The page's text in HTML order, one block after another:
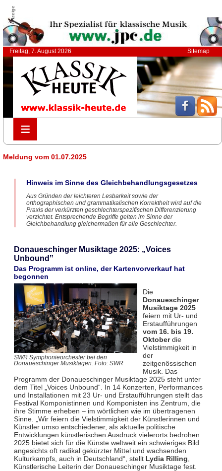
Anzeige
Freitag, 7. August 2026 Sitemap
≡
≡
Meldung vom 01.07.2025
Hinweis im Sinne des Gleichbehandlungsgesetzes
Aus Gründen der leichteren Lesbarkeit sowie der
orthographischen und grammatikalischen Korrektheit wird auf die
Praxis der verkürzten geschlechterspezifischen Differenzierung
verzichtet. Entsprechende Begriffe gelten im Sinne der
Gleichbehandlung gleichermaßen für alle Geschlechter.
Donaueschinger Musiktage 2025: „Voices
Unbound‟
Das Programm ist online, der Kartenvorverkauf hat
begonnen
SWR Symphonieorchester bei den
Donaueschinger Musiktagen. Foto: SWR
Die
Donaueschinger
Musiktage 2025
feiern mit Ur- und
Erstaufführungen
vom 16. bis 19.
Oktoberdie
Vielstimmigkeit in
der
zeitgenössischen
Musik. Das
Programm der Donaueschinger Musiktage 2025 steht unter
dem Titel „Voices Unbound“. In 14 Konzerten, Performances
und Installationen mit 23 Ur- und Erstaufführungen stellt das
Festival Komponistinnen und Komponisten ins Zentrum, die
ihre Stimme erheben – im wörtlichen wie im übertragenen
Sinne. „Wir feiern die Vielstimmigkeit der Künstlerinnen und
Künstler umso entschiedener, als aktuelle politische
Entwicklungen künstlerischen Ausdruck vielerorts bedrohen.
2025 bietet sich für die Künste weltweit ein schwieriges Bild
angesichts oft radikal gekürzter Mittel und wachsenden
Kulturkampfs, auch in Deutschland“, stellt Lydia Rilling
Künstlerische Leiterin der Donaueschinger Musiktage fest.